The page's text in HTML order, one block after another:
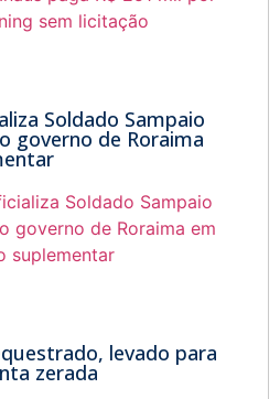
Soldado Sampaio
governo de Roraima
levado para
zerada